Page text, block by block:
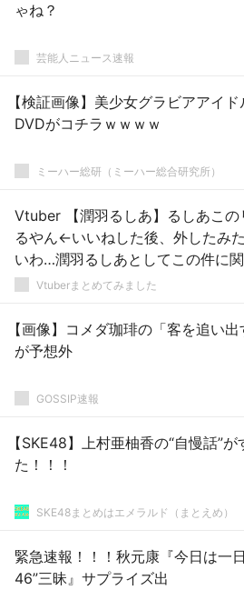
ゃね？
芸能人ニュース速報
【検証画像】美少女グラビアアイ
DVDがコチラｗｗｗｗ
ミーハー総研（ミーハー総合研究所）
Vtuber 【潤羽るしあ】るしあこの
るやん←いいねした後、外したみ
いわ…潤羽るしあとしてこの件に
本人も騒動把握してるだろうし、
Vtuberまとめてみました
【画像】コメダ珈琲の「客を追い出
が予想外
GOSSIP速報
【SKE48】上村亜柚香の“自慢話”が
た！！！
SKE48まとめはエメラルド（まとえめ）
緊急速報！！！秋元康『今日は一
46”三昧』サプライズ出